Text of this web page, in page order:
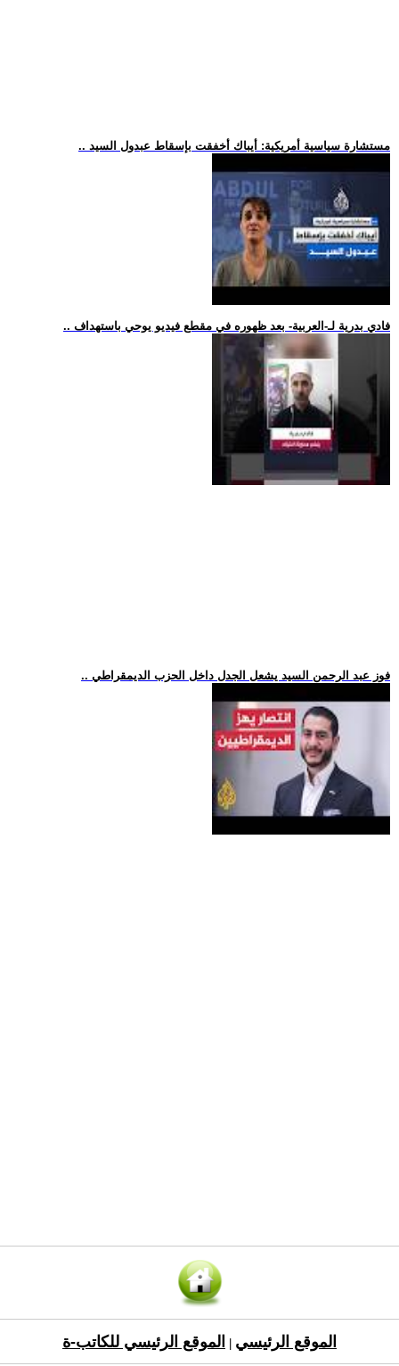
.. مستشارة سياسية أمريكية: أيباك أخفقت بإسقاط عبدول السيد
.. فادي بدرية لـ-العربية- بعد ظهوره في مقطع فيديو يوحي باستهداف
.. فوز عبد الرحمن السيد يشعل الجدل داخل الحزب الديمقراطي
الموقع الرئيسي الموقع الرئيسي للكاتب-ة